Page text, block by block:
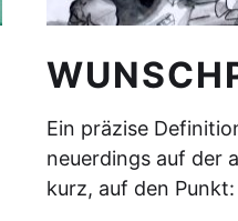
Ein präzise
neuerdings auf der
kurz, auf den